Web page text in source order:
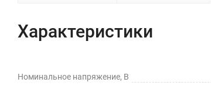
Характеристики
Номинальное напряжение, В